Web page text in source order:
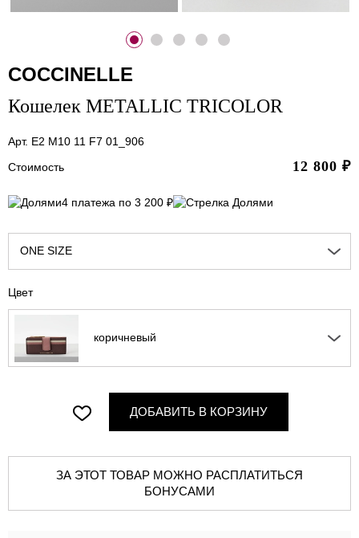
COCCINELLE
Кошелек METALLIC TRICOLOR
Арт. E2 M10 11 F7 01_906
Стоимость
12 800 ₽
4 платежа по 3 200 ₽
ONE SIZE
Цвет
коричневый
ДОБАВИТЬ В КОРЗИНУ
ЗА ЭТОТ ТОВАР МОЖНО РАСПЛАТИТЬСЯ
БОНУСАМИ